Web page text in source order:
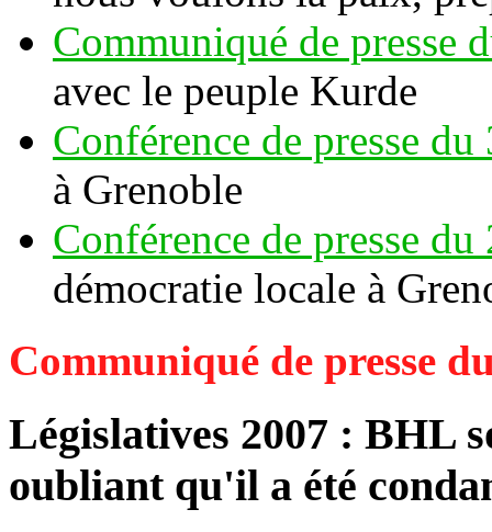
Communiqué de presse
avec le peuple Kurde
Conférence de presse
à Grenoble
Conférence de presse
démocratie locale à
Communiqué de presse
Législatives 2007 : BHL
oubliant qu'il a été